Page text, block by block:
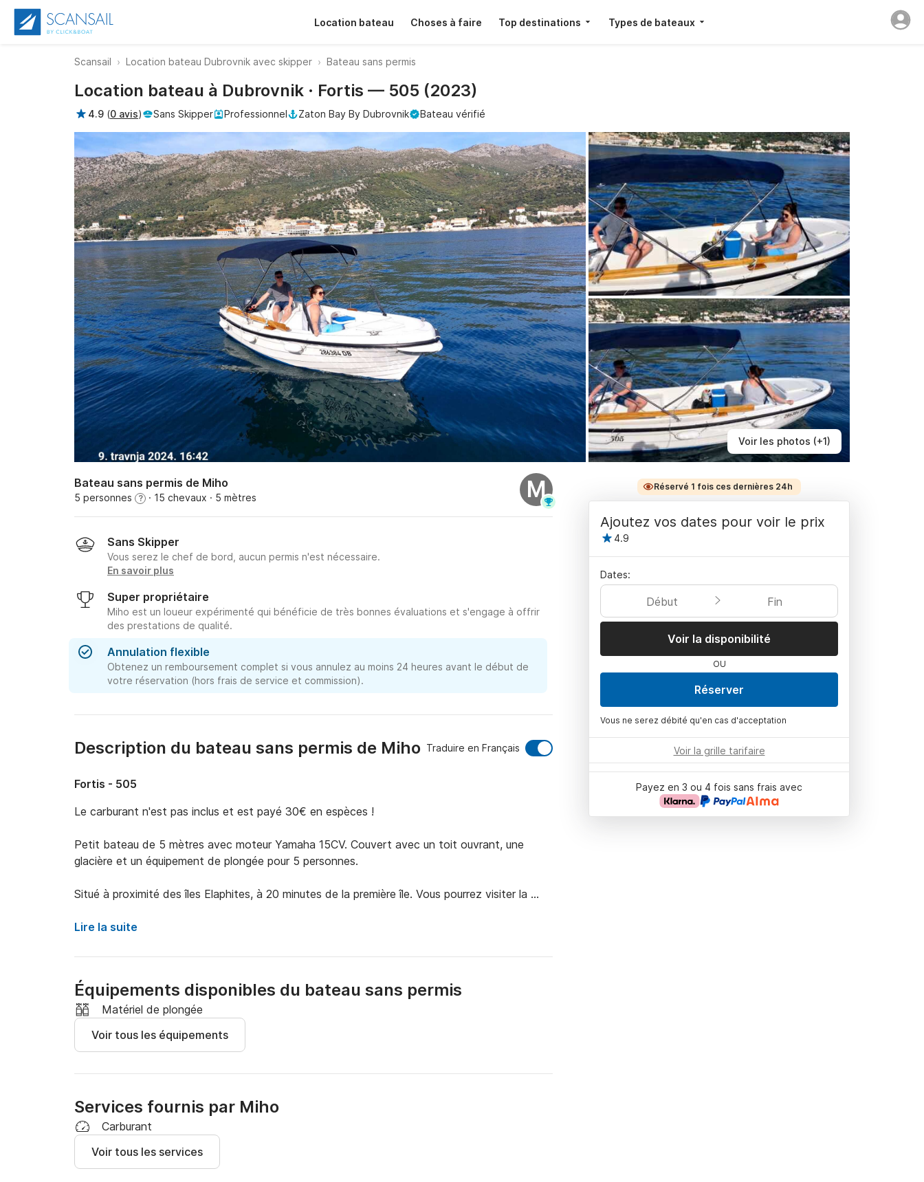
Location bateau Choses à faire Top destinations Types de bateaux
Scansail Location bateau Dubrovnik avec skipper Bateau sans permis
Voir les photos (+1)
Location bateau à Dubrovnik · Fortis — 505 (2023)
4.9 (0 avis) Sans Skipper Professionnel Zaton Bay By Dubrovnik Bateau vérifié
Bateau sans permis de Miho
5 personnes ? · 15 chevaux · 5 mètres M
Sans Skipper
Vous serez le chef de bord, aucun permis n'est nécessaire.
En savoir plus
Super propriétaire
Miho est un loueur expérimenté qui bénéficie de très bonnes évaluations et s'engage à offrir
des prestations de qualité.
Annulation flexible
Obtenez un remboursement complet si vous annulez au moins 24 heures avant le début de
votre réservation (hors frais de service et commission).
Description du bateau sans permis de Miho Traduire en Français
Fortis - 505
Le carburant n'est pas inclus et est payé 30€ en espèces !
Petit bateau de 5 mètres avec moteur Yamaha 15CV. Couvert avec un toit ouvrant, une
glacière et un équipement de plongée pour 5 personnes.
Situé à proximité des îles Elaphites, à 20 minutes de la première île. Vous pourrez visiter la
carte.
Lire la suite
Équipements disponibles du bateau sans permis
Matériel de plongée
Voir tous les équipements
Services fournis par Miho
Carburant
Voir tous les services
Réservé 1 fois ces dernières 24h
Ajoutez vos dates pour voir le prix
4.9
Dates:
Début Fin
Voir la disponibilité
OU
Réserver
Vous ne serez débité qu'en cas d'acceptation
Voir la grille tarifaire
Payez en 3 ou 4 fois sans frais avec